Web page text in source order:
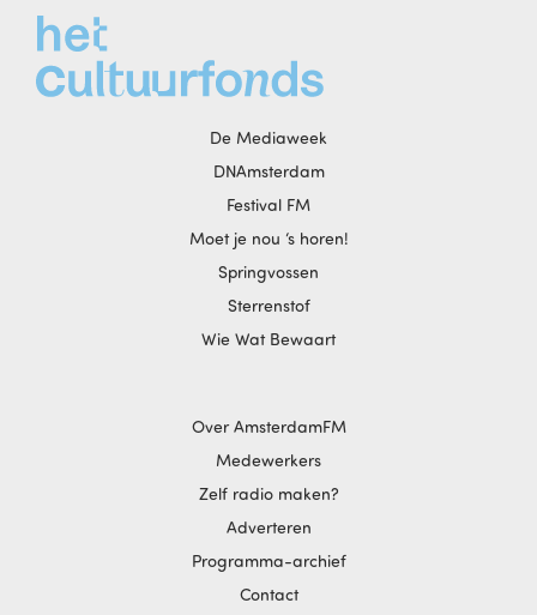
De Mediaweek
DNAmsterdam
Festival FM
Moet je nou ‘s horen!
Springvossen
Sterrenstof
Wie Wat Bewaart
Over AmsterdamFM
Medewerkers
Zelf radio maken?
Adverteren
Programma-archief
Contact